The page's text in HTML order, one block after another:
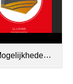
en Chevrons.pdf